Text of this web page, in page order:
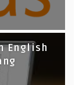
English